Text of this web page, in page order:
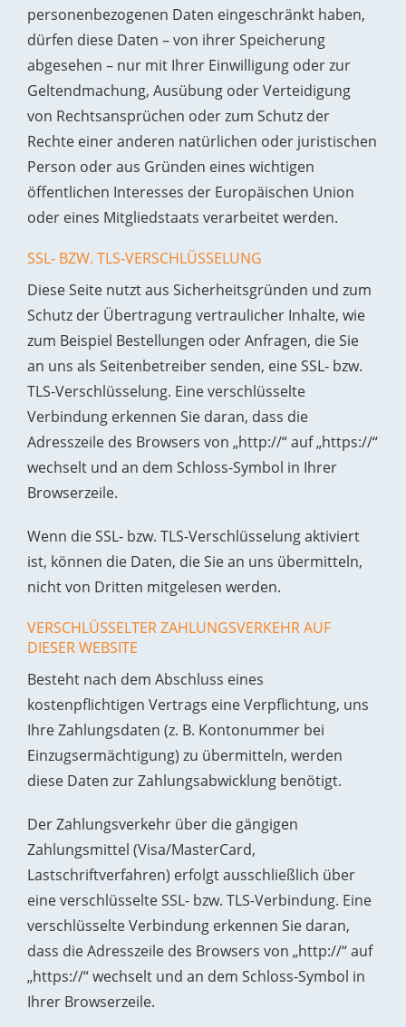
personenbezogenen Daten eingeschränkt haben,
dürfen diese Daten – von ihrer Speicherung
abgesehen – nur mit Ihrer Einwilligung oder zur
Geltendmachung, Ausübung oder Verteidigung
von Rechtsansprüchen oder zum Schutz der
Rechte einer anderen natürlichen oder juristischen
Person oder aus Gründen eines wichtigen
öffentlichen Interesses der Europäischen Union
oder eines Mitgliedstaats verarbeitet werden.
SSL- BZW. TLS-VERSCHLÜSSELUNG
Diese Seite nutzt aus Sicherheitsgründen und zum
Schutz der Übertragung vertraulicher Inhalte, wie
zum Beispiel Bestellungen oder Anfragen, die Sie
an uns als Seitenbetreiber senden, eine SSL- bzw.
TLS-Verschlüsselung. Eine verschlüsselte
Verbindung erkennen Sie daran, dass die
Adresszeile des Browsers von „http://“ auf „https://“
wechselt und an dem Schloss-Symbol in Ihrer
Browserzeile.
Wenn die SSL- bzw. TLS-Verschlüsselung aktiviert
ist, können die Daten, die Sie an uns übermitteln,
nicht von Dritten mitgelesen werden.
VERSCHLÜSSELTER ZAHLUNGSVERKEHR AUF
DIESER WEBSITE
Besteht nach dem Abschluss eines
kostenpflichtigen Vertrags eine Verpflichtung, uns
Ihre Zahlungsdaten (z. B. Kontonummer bei
Einzugsermächtigung) zu übermitteln, werden
diese Daten zur Zahlungsabwicklung benötigt.
Der Zahlungsverkehr über die gängigen
Zahlungsmittel (Visa/MasterCard,
Lastschriftverfahren) erfolgt ausschließlich über
eine verschlüsselte SSL- bzw. TLS-Verbindung. Eine
verschlüsselte Verbindung erkennen Sie daran,
dass die Adresszeile des Browsers von „http://“ auf
„https://“ wechselt und an dem Schloss-Symbol in
Ihrer Browserzeile.